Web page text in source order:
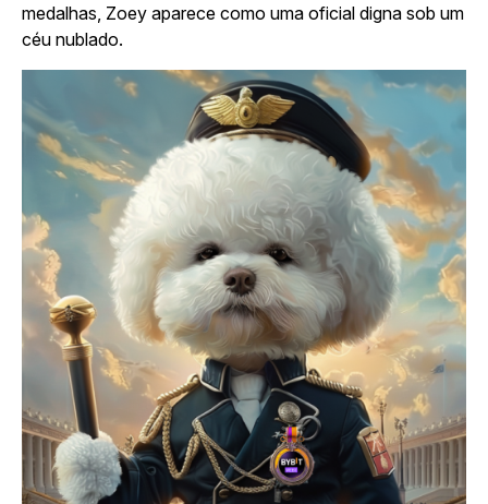
medalhas, Zoey aparece como uma oficial digna sob um
céu nublado.